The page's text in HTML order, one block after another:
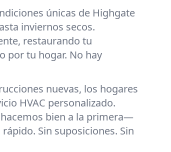
únicas de Highgate
inviernos secos.
restaurando tu
por tu hogar. No hay
nuevas, los hogares
HVAC personalizado.
bien a la primera—
Sin suposiciones. Sin